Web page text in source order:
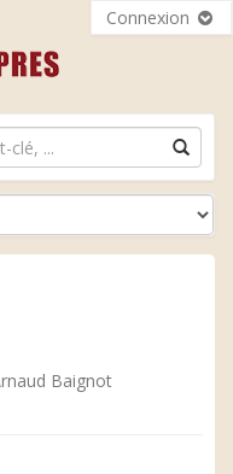
Connexion
Baignot